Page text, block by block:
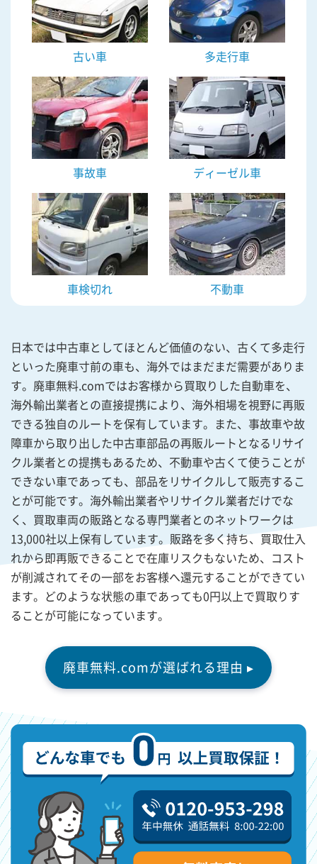
古い車 多走行車
事故車 ディーゼル車
車検切れ 不動車
日本では中古車としてほとんど価値のない、古くて多走行
といった廃車寸前の車も、海外ではまだまだ需要がありま
す。廃車無料.comではお客様から買取りした自動車を、
海外輸出業者との直接提携により、海外相場を視野に再販
できる独自のルートを保有しています。また、事故車や故
障車から取り出した中古車部品の再販ルートとなるリサイ
クル業者との提携もあるため、不動車や古くて使うことが
できない車であっても、部品をリサイクルして販売するこ
とが可能です。海外輸出業者やリサイクル業者だけでな
く、買取車両の販路となる専門業者とのネットワークは
13,000社以上保有しています。販路を多く持ち、買取仕入
れから即再販できることで在庫リスクもないため、コスト
が削減されてその一部をお客様へ還元することができてい
ます。どのような状態の車であっても0円以上で買取りす
ることが可能になっています。
廃車無料.comが選ばれる理由 ▸